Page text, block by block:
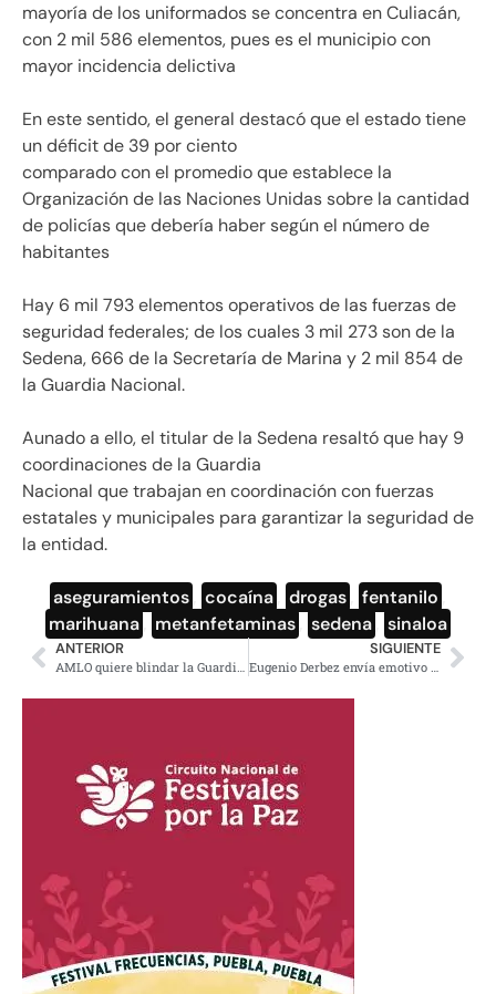
mayoría de los uniformados se concentra en Culiacán,
con 2 mil 586 elementos, pues es el municipio con
mayor incidencia delictiva
En este sentido, el general destacó que el estado tiene
un déficit de 39 por ciento
comparado con el promedio que establece la
Organización de las Naciones Unidas sobre la cantidad
de policías que debería haber según el número de
habitantes
Hay 6 mil 793 elementos operativos de las fuerzas de
seguridad federales; de los cuales 3 mil 273 son de la
Sedena, 666 de la Secretaría de Marina y 2 mil 854 de
la Guardia Nacional.
Aunado a ello, el titular de la Sedena resaltó que hay 9
coordinaciones de la Guardia
Nacional que trabajan en coordinación con fuerzas
estatales y municipales para garantizar la seguridad de
la entidad.
aseguramientos cocaína drogas fentanilo
marihuana
metanfetaminas sedena sinaloa
ANTERIOR
AMLO quiere blindar la Guardia Nacional para que no la corrompan
SIGUIENTE
Eugenio Derbez envía emotivo mensaje tras la muerte de Sammy Pérez